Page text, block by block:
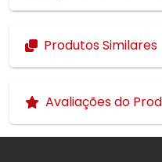
Produtos Similares
Avaliações do